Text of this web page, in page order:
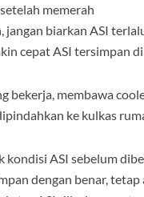
memerah
jangan biarkan ASI
cepat ASI tersimpan
bekerja, membawa
ke kulkas
kondisi ASI sebelum
dengan benar,